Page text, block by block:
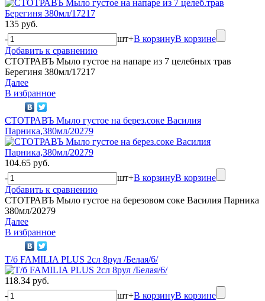
135 руб.
-
шт+В корзинуВ корзине
Добавить к сравнению
СТОТРАВЪ Мыло густое на напаре из 7 целебных трав
Берегиня 380мл/17217
Далее
В избранное
СТОТРАВЪ Мыло густое на берез.соке Василия
Парника,380мл/20279
104.65 руб.
-
шт+В корзинуВ корзине
Добавить к сравнению
СТОТРАВЪ Мыло густое на березовом соке Василия Парника
380мл/20279
Далее
В избранное
Т/б FAMILIA PLUS 2сл 8рул /Белая/6/
118.34 руб.
-
шт+В корзинуВ корзине